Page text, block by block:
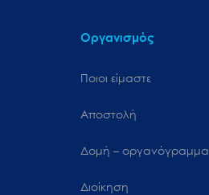
Οργανισμός
Ποιοι είμαστε
Αποστολή
Δομή – οργανόγραμμα
Διοίκηση